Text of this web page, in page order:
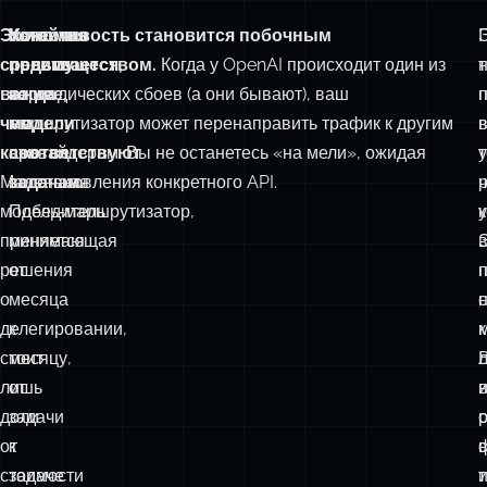
Экономия
средств
важнее,
чем
кажется.
Маленькая
модель‑маршрутизатор,
принимающая
решения
о
делегировании,
стоит
лишь
доли
от
стоимости
Качество
повышается,
когда
модели
соответствуют
задачам.
Победитель
меняется
от
месяца
к
месяцу,
от
задачи
к
задаче
Устойчивость становится побочным
преимуществом. Когда у OpenAI происходит один из
периодических сбоев (а они бывают), ваш
маршрутизатор может перенаправить трафик к другим
провайдерам. Вы не останетесь «на мели», ожидая
восстановления конкретного API.
и
с
и
в